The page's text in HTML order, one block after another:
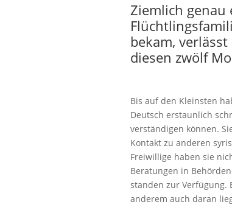
Ziemlich genau
bekam,
diesen zwölf
Bis auf den Kleinsten
Deutsch erstaunlich
verständigen können.
Kontakt zu anderen
Freiwillige haben sie
Beratungen in
standen zur Verfügung.
anderem auch daran